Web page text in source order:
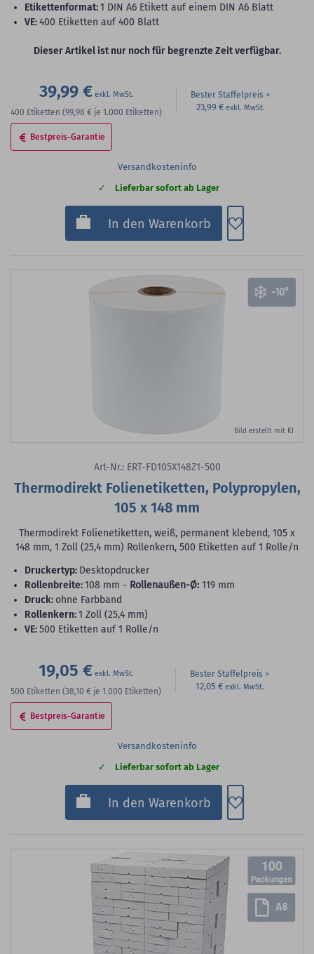
Etikettenformat:1 DIN A6 Etikett auf einem DIN A6 Blatt
VE:400 Etiketten auf 400 Blatt
Dieser Artikel ist nur noch für begrenzte Zeit verfügbar.
39,99 €
400 Etiketten (99,98 € je 1.000 Etiketten)
Bester Staffelpreis
23,99 €
Bestpreis-Garantie
Versandkosteninfo
Lieferbar sofort ab Lager
In den Warenkorb Zum
Bild erstellt mit KI
Art-Nr.: ERT-FD105X148Z1-500
Thermodirekt Folienetiketten, Polypropylen,
105 x 148 mm
Thermodirekt Folienetiketten, weiß, permanent klebend, 105 x
148 mm, 1 Zoll (25,4 mm) Rollenkern, 500 Etiketten auf 1 Rolle/n
Druckertyp: Desktopdrucker
Rollenbreite:108 mm - Rollenaußen-Ø: 119 mm
Druck: ohne Farbband
Rollenkern:1 Zoll (25,4 mm)
VE:500 Etiketten auf 1 Rolle/n
19,05 €
500 Etiketten (38,10 € je 1.000 Etiketten)
Bester Staffelpreis
12,05 €
Bestpreis-Garantie
Versandkosteninfo
Lieferbar sofort ab Lager
In den Warenkorb Zum
100